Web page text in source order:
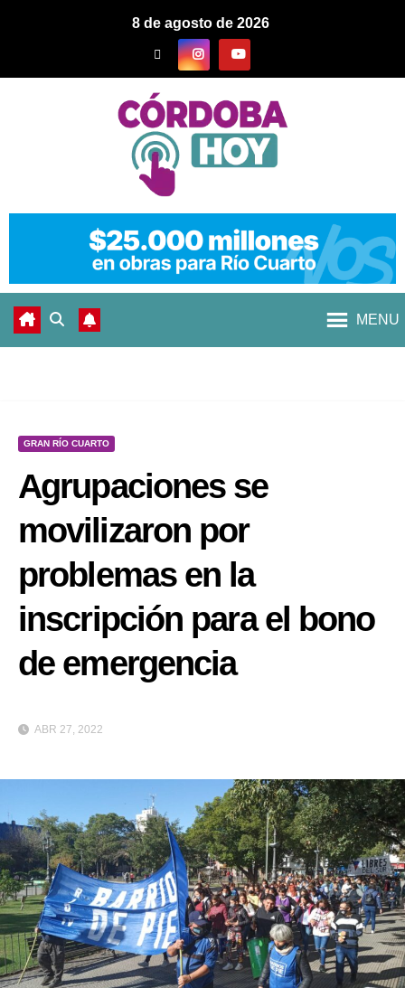
8 de agosto de 2026
MENU
GRAN RÍO CUARTO
Agrupaciones se
movilizaron por
problemas en la
inscripción para el bono
de emergencia
ABR 27, 2022